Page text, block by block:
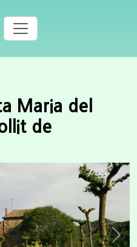
Maria del
de
Next